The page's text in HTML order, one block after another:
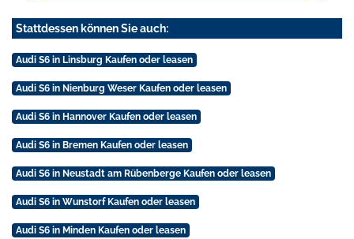
Stattdessen können Sie auch:
Audi S6 in Linsburg Kaufen oder leasen
Audi S6 in Nienburg Weser Kaufen oder leasen
Audi S6 in Hannover Kaufen oder leasen
Audi S6 in Bremen Kaufen oder leasen
Audi S6 in Neustadt am Rübenberge Kaufen oder leasen
Audi S6 in Wunstorf Kaufen oder leasen
Audi S6 in Minden Kaufen oder leasen